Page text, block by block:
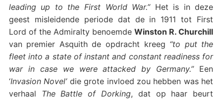
leading up to the First World War.”Het is in deze
geest misleidende periode dat de in 1911 tot First
Lord of the Admiralty benoemdeWinston R. Churchill
van premier Asquith de opdracht kreeg “to put the
fleet into a state of instant and constant readiness for
war in case we were attacked by Germany.” Een
‘Invasion Novel’die grote invloed zou hebben was het
verhaal The Battle of Dorking, dat op haar beurt